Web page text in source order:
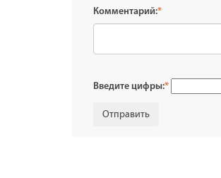
Комментарий:*
Введите цифры:*